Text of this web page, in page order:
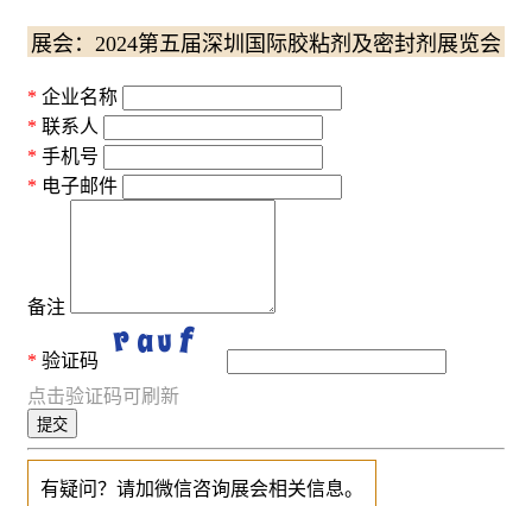
展会：2024第五届深圳国际胶粘剂及密封剂展览会
企业名称
联系人
手机号
电子邮件
备注
验证码
点击验证码可刷新
提交
有疑问？请加微信咨询展会相关信息。